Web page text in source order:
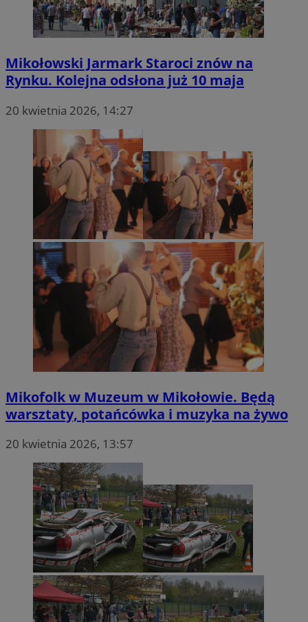
Mikołowski Jarmark Staroci znów na
Rynku. Kolejna odsłona już 10 maja
20 kwietnia 2026, 14:27
Mikofolk w Muzeum w Mikołowie. Będą
warsztaty, potańcówka i muzyka na żywo
20 kwietnia 2026, 13:57